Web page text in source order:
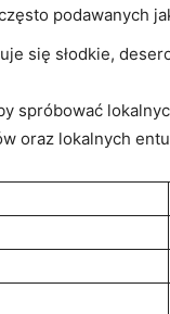
​podawanych
się słodkie,
spróbować
oraz lokalnych